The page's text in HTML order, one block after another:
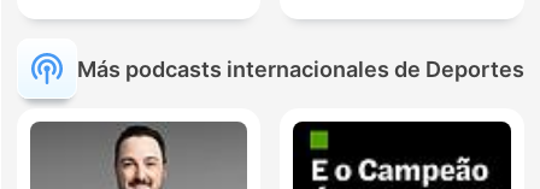
Más podcasts internacionales de Deportes